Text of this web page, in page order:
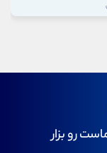
رو بزار